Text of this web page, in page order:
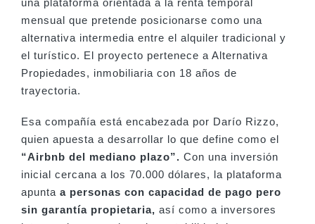
mensual que pretende posicionarse como una
alternativa intermedia entre el alquiler tradicional y
el turístico. El proyecto pertenece a Alternativa
Propiedades, inmobiliaria con 18 años de
trayectoria.
Esa compañía está encabezada por Darío Rizzo,
quien apuesta a desarrollar lo que define como el
“Airbnb del mediano plazo”. Con una inversión
inicial cercana a los 70.000 dólares, la plataforma
apunta a personas con capacidad de pago pero
sin garantía propietaria, así como a inversores